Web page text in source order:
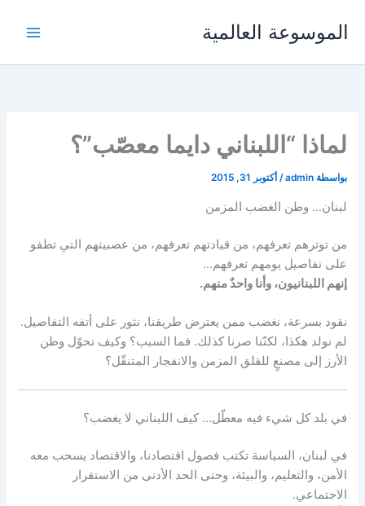
الموسوعة العالمية
لماذا “اللبناني دايما معصّب”؟
بواسطة admin
/ أكتوبر 31, 2015
لبنان… وطن الغضب المزمن
من توترهم تعرفهم، من قيادتهم تعرفهم، من عصبيتهم التي تطفو
على تفاصيل يومهم تعرفهم…
إنهم اللبنانيون، وأنا واحدٌ منهم.
نقود بسرعة، نغضب ممن يعترض طريقنا، نثور على أتفه التفاصيل.
لم نولد هكذا، لكنّنا صرنا كذلك. فما السبب؟ وكيف تحوّل وطن
الأرز إلى مصنعٍ للقلق المزمن والانفجار المتنقّل؟
في بلد كل شيء فيه معطّل… كيف اللبناني لا يغضب؟
في لبنان، السياسة تكتب فصول اقتصادنا، والاقتصاد يسحب معه
الأمن، والتعليم، والبيئة، وحتى الحد الأدنى من الاستقرار
الاجتماعي.